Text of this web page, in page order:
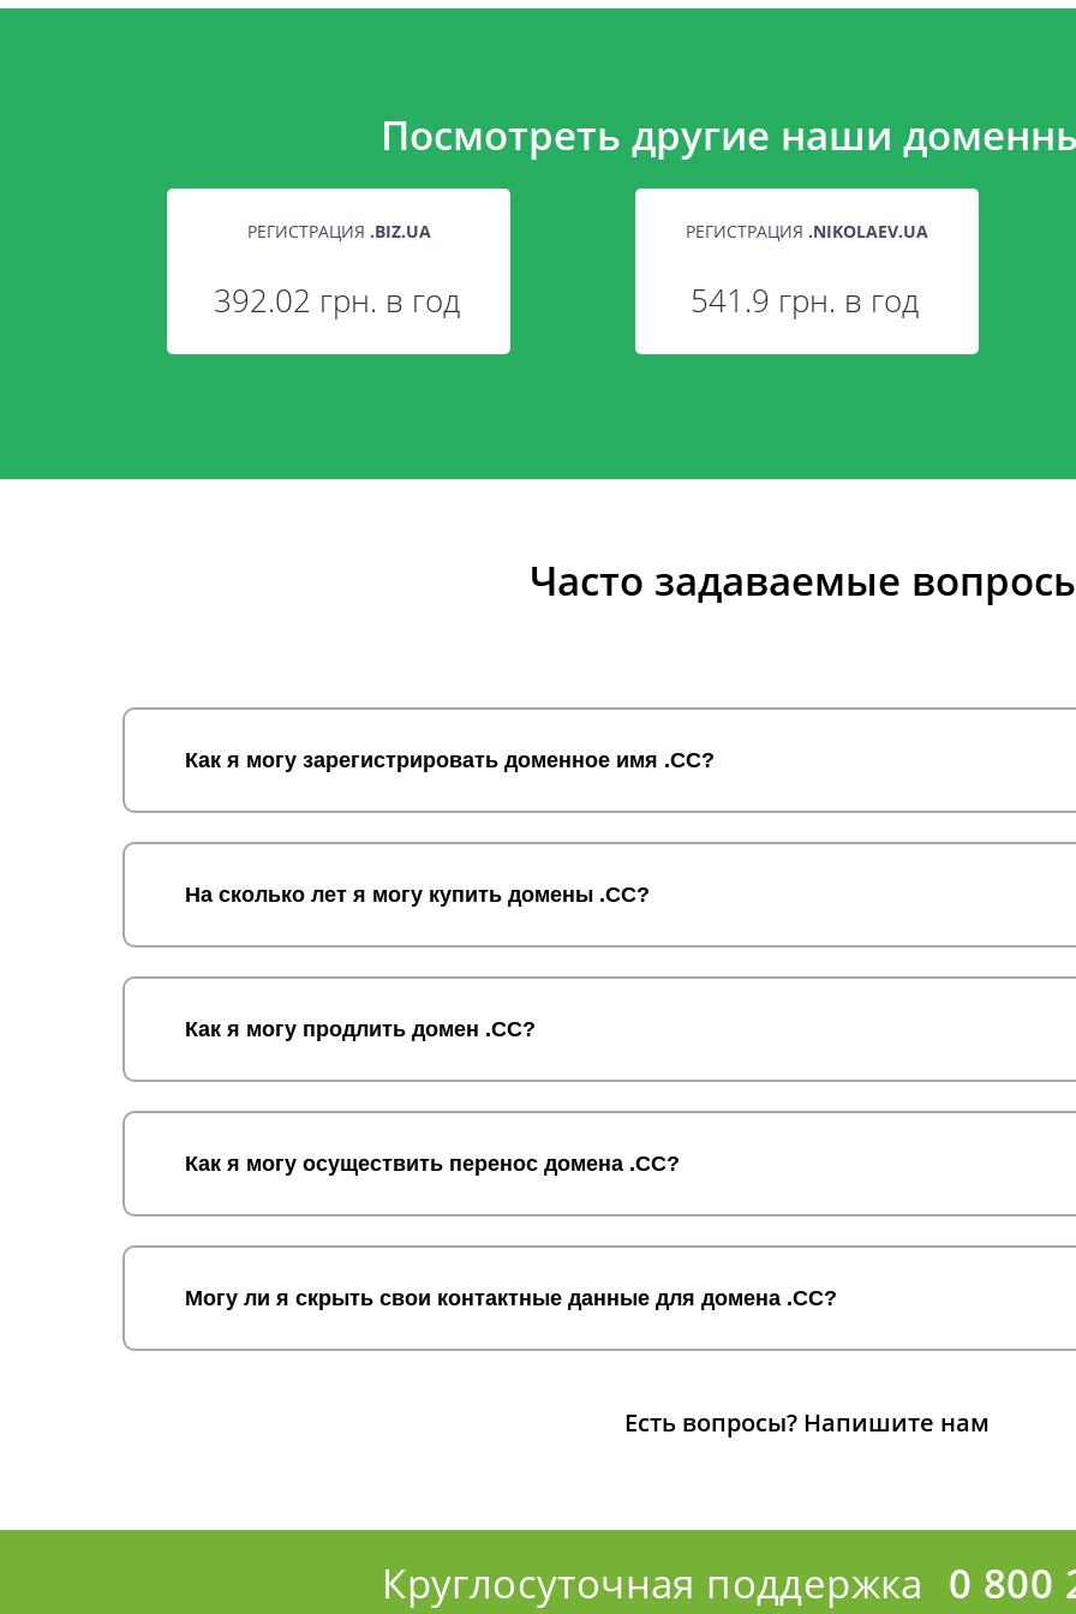
Посмотреть другие наши
РЕГИСТРАЦИЯ .BIZ.UA
392.02 грн. в год
РЕГИСТРАЦИЯ .NIKOLAEV.UA
541.9 грн. в год
Часто задаваемые
Как я могу зарегистрировать доменное имя .CC?
На сколько лет я могу купить домены .CC?
Как я могу продлить домен .CC?
Как я могу осуществить перенос домена .CC?
Могу ли я скрыть свои контактные данные для домена .CC?
Есть вопросы? Напишите нам
Круглосуточная поддержка 0 800